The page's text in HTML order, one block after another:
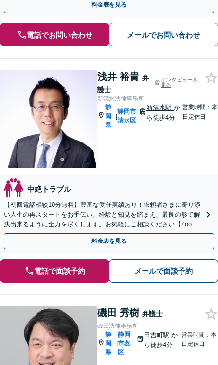
料金表を見る
電話でお問い合わせ メールでお問い合わせ
浅井 裕貴 弁
護士
インタビューを
見る
新清水法律事務所
静
岡
県
|
静岡市
清水区
新清水駅か
ら徒歩4分
営業時間：本
日定休日
中絶トラブル
【初回電話相談10分無料】豊富な受任実績あり！依頼者さまに寄り添
い人生の再スタートをお手伝い。経験と知見を踏まえ、最良の形で解
決出来るように全力を尽くします。お気軽にご相談ください【Zoom
相談可】【全国対応可】【新清水駅5分】
料金表を見る
電話で面談予約 メールで面談予約
磯田 秀樹 弁護士
磯田法律事務所
静
岡
県
|
静岡
市葵
区
日吉町駅 か
ら徒歩4分
営業時間：本
日定休日